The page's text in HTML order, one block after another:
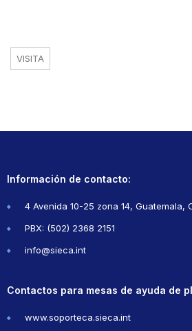
VISITA
Información de contacto:
4 Avenida 10-25 zona 14, Guatemala,
PBX: (502) 2368 2151
info@sieca.int
Contactos para mesas de ayuda de
www.soporteca.sieca.int